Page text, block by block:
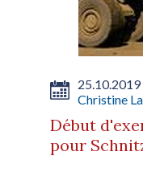
25.10.2019
Christine
Début
pour